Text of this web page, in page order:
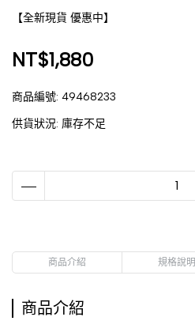
【全新現貨 優惠中】
NT$1,880
商品編號: 49468233
供貨狀況: 庫存不足
商品介紹 規格說明
商品介紹